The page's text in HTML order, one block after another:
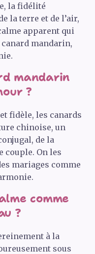
la fidélité
la terre et de l’air,
apparent qui
canard mandarin,
mandarin
?
fidèle, les canards
chinoise, un
de la
couple. On les
mariages comme
comme
?
à la
sous